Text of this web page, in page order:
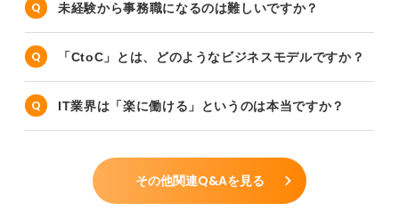
未経験から事務職になるのは難しいですか？
「CtoC」とは、どのようなビジネスモデルですか？
IT業界は「楽に働ける」というのは本当ですか？
その他関連Q&Aを見る